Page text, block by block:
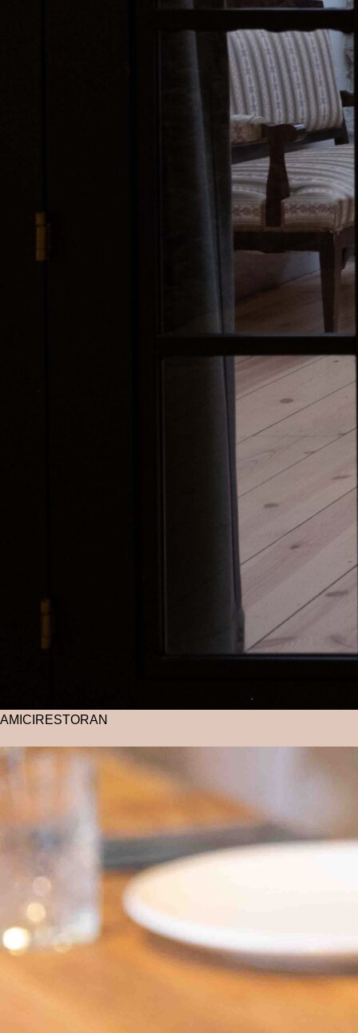
AMICI RESTORAN